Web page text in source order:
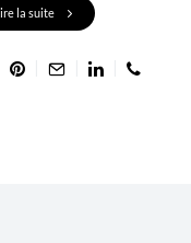
la suite